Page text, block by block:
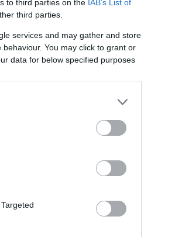
to third parties on the IAB’s List of
third parties.
services and may gather and store
You may click to grant or
data for below specified purposes
di
di diverse